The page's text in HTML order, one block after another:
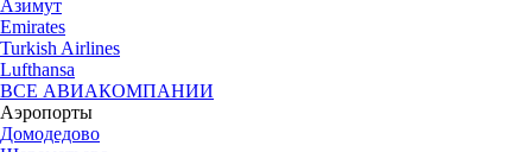
Азимут
Emirates
Turkish Airlines
Lufthansa
ВСЕ АВИАКОМПАНИИ
Аэропорты
Домодедово